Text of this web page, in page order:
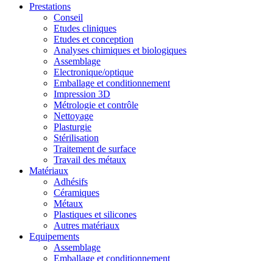
Prestations
Conseil
Etudes cliniques
Etudes et conception
Analyses chimiques et biologiques
Assemblage
Electronique/optique
Emballage et conditionnement
Impression 3D
Métrologie et contrôle
Nettoyage
Plasturgie
Stérilisation
Traitement de surface
Travail des métaux
Matériaux
Adhésifs
Céramiques
Métaux
Plastiques et silicones
Autres matériaux
Equipements
Assemblage
Emballage et conditionnement